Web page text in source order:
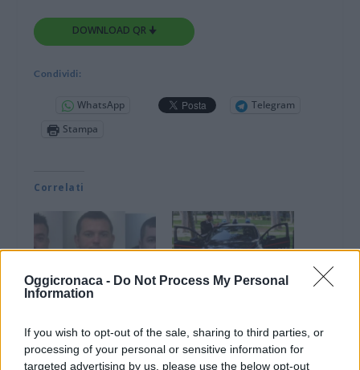
Oggicronaca - Do Not Process My Personal
Information
If you wish to opt-out of the sale, sharing to third parties, or
processing of your personal or sensitive information for
targeted advertising by us, please use the below opt-out
DOWNLOAD QR 🠋
Condividi:
WhatsApp
Telegram
Stampa
Correlati
ACQUI TERME: I
rumeno che tentano di
rubare un camion
L’attività dei
1 Ottobre 2017
In "Novi-Acqui-Ovada"